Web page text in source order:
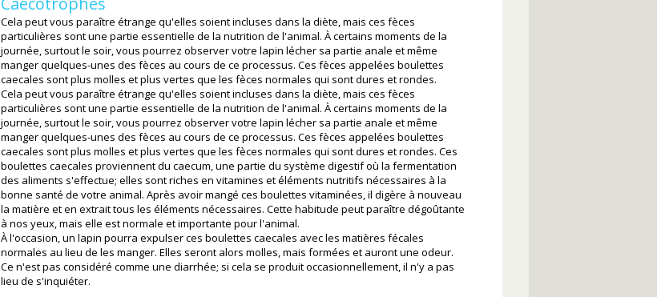
Cela peut vous paraître étrange qu'elles soient incluses dans la diète, mais ces fèces
particulières sont une partie essentielle de la nutrition de l'animal. À certains moments de la
journée, surtout le soir, vous pourrez observer votre lapin lécher sa partie anale et même
manger quelques-unes des fèces au cours de ce processus. Ces fèces appelées boulettes
caecales sont plus molles et plus vertes que les fèces normales qui sont dures et rondes.
Cela peut vous paraître étrange qu'elles soient incluses dans la diète, mais ces fèces
particulières sont une partie essentielle de la nutrition de l'animal. À certains moments de la
journée, surtout le soir, vous pourrez observer votre lapin lécher sa partie anale et même
manger quelques-unes des fèces au cours de ce processus. Ces fèces appelées boulettes
caecales sont plus molles et plus vertes que les fèces normales qui sont dures et rondes. Ces
boulettes caecales proviennent du caecum, une partie du système digestif où la fermentation
des aliments s'effectue; elles sont riches en vitamines et éléments nutritifs nécessaires à la
bonne santé de votre animal. Après avoir mangé ces boulettes vitaminées, il digère à nouveau
la matière et en extrait tous les éléments nécessaires. Cette habitude peut paraître dégoûtante
à nos yeux, mais elle est normale et importante pour l'animal.
À l'occasion, un lapin pourra expulser ces boulettes caecales avec les matières fécales
normales au lieu de les manger. Elles seront alors molles, mais formées et auront une odeur.
Ce n'est pas considéré comme une diarrhée; si cela se produit occasionnellement, il n'y a pas
lieu de s'inquiéter.